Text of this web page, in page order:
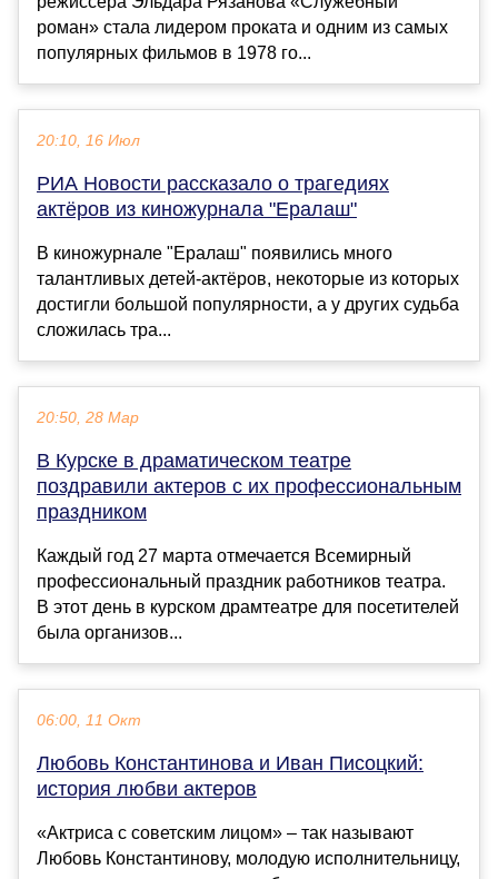
роман» стала лидером проката и одним из самых
популярных фильмов в 1978 го...
20:10, 16 Июл
РИА Новости рассказало о трагедиях
актёров из киножурнала "Ералаш"
В киножурнале "Ералаш" появились много
талантливых детей-актёров, некоторые из которых
достигли большой популярности, а у других судьба
сложилась тра...
20:50, 28 Мар
В Курске в драматическом театре
поздравили актеров с их профессиональным
праздником
Каждый год 27 марта отмечается Всемирный
профессиональный праздник работников театра.
В этот день в курском драмтеатре для посетителей
была организов...
06:00, 11 Окт
Любовь Константинова и Иван Писоцкий:
история любви актеров
«Актриса с советским лицом» – так называют
Любовь Константинову, молодую исполнительницу,